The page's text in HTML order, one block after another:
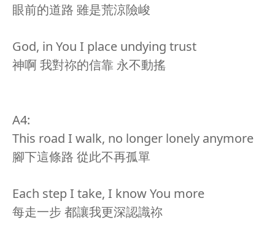
眼前的道路 雖是荒涼險峻
God, in You I place undying trust
神啊 我對祢的信靠 永不動搖
A4:
This road I walk, no longer lonely anymore
腳下這條路 從此不再孤單
Each step I take, I know You more
每走一步 都讓我更深認識祢